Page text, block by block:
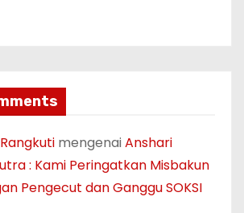
mengenaiAnshari
: Kami Peringatkan Misbakun
Pengecut dan Ganggu SOKSI